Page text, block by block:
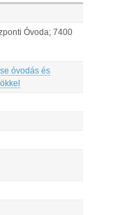
Óvoda; 7400
óvodás és